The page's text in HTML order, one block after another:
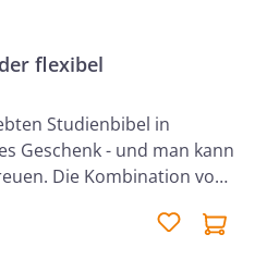
von 5 von 5 Sternen
flexibel
Studienbibel in
Geschenk - und man kann
Die Kombination von
Kettenverweisen bildet